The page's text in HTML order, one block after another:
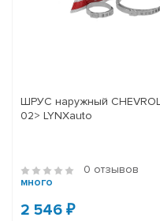
ШРУС наружный
02> LYNXauto
0 отзывов
много
2 546 ₽